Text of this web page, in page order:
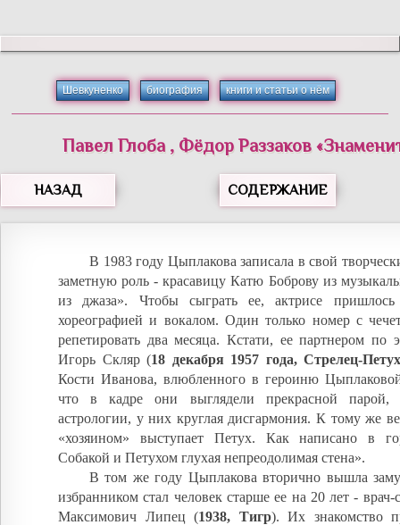
Шевкуненко биография книги и статьи о нём
Павел Глоба , Фёдор Раззаков«
НАЗАД СОДЕРЖАНИЕ
В 1983 году Цыплакова записала в свой
заметную роль - красавицу Катю Боброву из
из джаза». Чтобы сыграть ее, актрисе пришлось
хореографией и вокалом. Один только номер с
репетировать два месяца. Кстати, ее партнером по
Игорь Скляр (18 декабря 1957 года, Стрелец-Петух
Кости Иванова, влюбленного в героиню
что в кадре они выглядели прекрасной парой,
астрологии, у них круглая дисгармония. К тому же
«хозяином» выступает Петух. Как написано в
Собакой и Петухом глухая непреодолимая стена».
В том же году Цыплакова вторично вышла
избранником стал человек старше ее на 20 лет - врач-
Максимович Липец (1938, Тигр). Их знакомство